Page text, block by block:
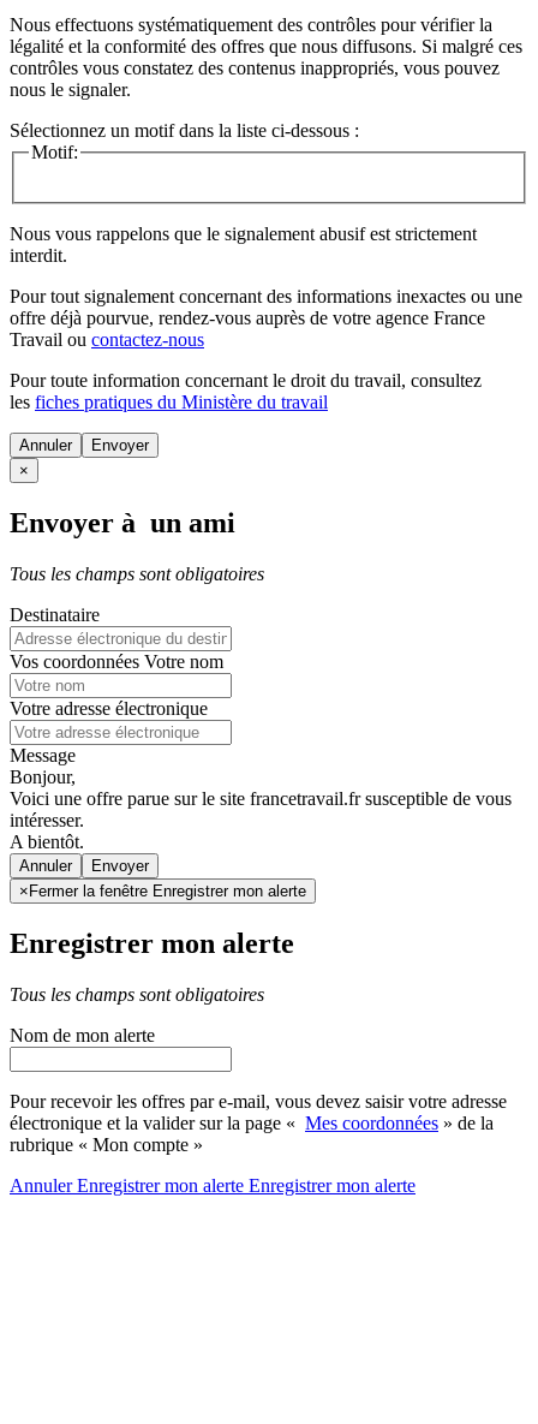
Nous effectuons systématiquement des contrôles pour vérifier la
légalité et la conformité des offres que nous diffusons. Si malgré ces
contrôles vous constatez des contenus inappropriés, vous pouvez
nous le signaler.
Sélectionnez un motif dans la liste ci-dessous :
Motif:
Nous vous rappelons que le signalement abusif est strictement
interdit.
Pour tout signalement concernant des informations inexactes ou une
offre déjà pourvue, rendez-vous auprès de votre agence France
Travail ou contactez-nous
Pour toute information concernant le droit du travail, consultez
les fiches pratiques du Ministère du travail
Annuler
×
Envoyer à un ami
Tous les champs sont obligatoires
Destinataire
Vos coordonnées Votre nom
Votre adresse électronique
Message
Bonjour,
Voici une offre parue sur le site francetravail.fr susceptible de vous
intéresser.
A bientôt.
Annuler
× Fermer la fenêtre Enregistrer mon alerte
Enregistrer mon alerte
Tous les champs sont obligatoires
Nom de mon alerte
Pour recevoir les offres par e-mail, vous devez saisir votre adresse
électronique et la valider sur la page « Mes coordonnées » de la
rubrique « Mon compte »
AnnulerEnregistrer mon alerte Enregistrermon alerte